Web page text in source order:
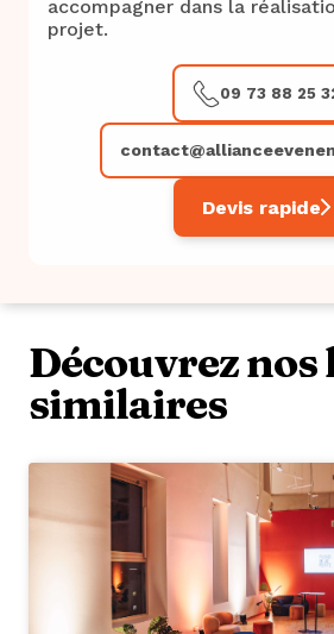
accompagner dans la
projet.
09 73 88 25
Devis rapide
Découvrez nos
similaires